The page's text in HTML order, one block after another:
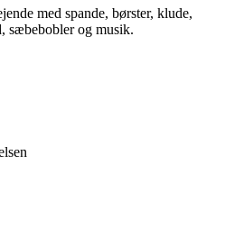
med spande, børster, klude,
sæbebobler og musik.